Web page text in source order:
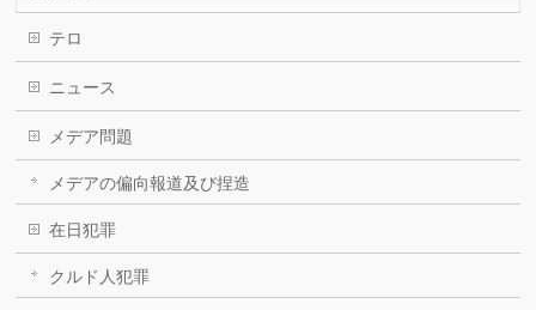
テロ
ニュース
メデア問題
メデアの偏向報道及び捏造
在日犯罪
クルド人犯罪